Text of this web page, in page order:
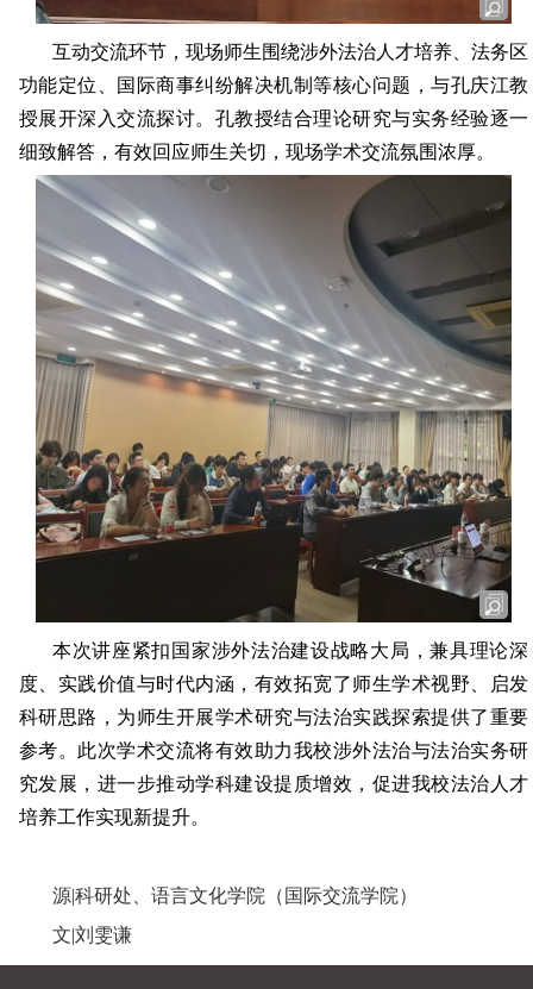
互动交流环节，现场师生围绕涉外法治人才培养、法务区
功能定位、国际商事纠纷解决机制等核心问题，与孔庆江教
授展开深入交流探讨。孔教授结合理论研究与实务经验逐一
细致解答 ，有效回应师生关切，现场学术交流氛围浓厚。
本次讲座紧扣国家涉外法治建设战略大局，兼具理论深
度、实践价值与时代内涵，有效拓宽了师生学术视野、启发
科研思路，为师生开展学术研究与法治实践探索提供了重要
参考。 此次学术交流将有效助力我校涉外法治与法治实务研
究发展，进一步推动学科建设提质增效，促进我校法治人才
培养工作实现新提升。
源|科研处、语言文化学院（国际交流学院）
文|刘雯谦